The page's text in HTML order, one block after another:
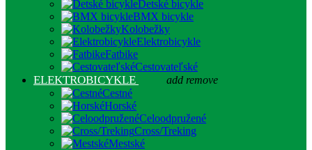
Detské bicykle
BMX bicykle
Kolobežky
Elektrobicykle
Fatbike
Cestovateľské
ELEKTROBICYKLE add remove
Cestné
Horské
Celoodpružené
Cross/Treking
Mestské